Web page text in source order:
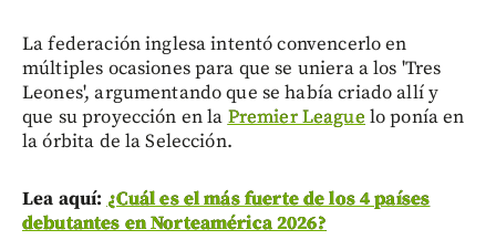
La federación inglesa intentó convencerlo en
múltiples ocasiones para que se uniera a los 'Tres
Leones', argumentando que se había criado allí y
que su proyección en la Premier League lo ponía en
la órbita de la Selección.
Lea aquí: ¿Cuál es el más fuerte de los 4 países
debutantes en Norteamérica 2026?